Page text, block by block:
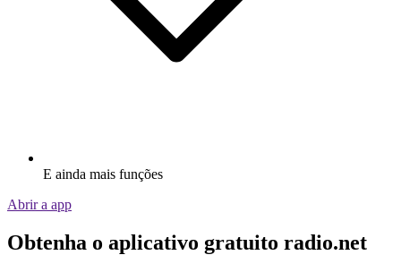
E ainda mais funções
Abrir a app
Obtenha o aplicativo gratuito radio.net